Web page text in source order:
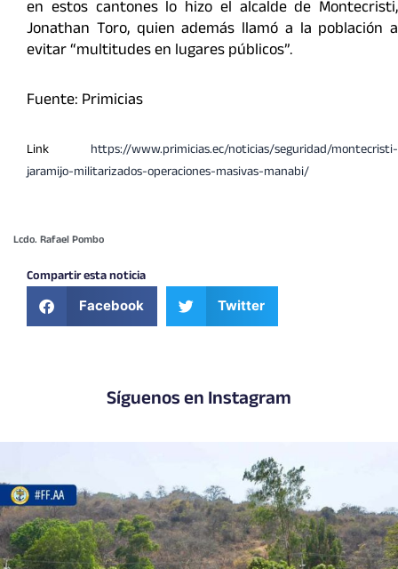
en estos cantones lo hizo el alcalde de Montecristi,
Jonathan Toro, quien además llamó a la población a
evitar “multitudes en lugares públicos”.
Fuente: Primicias
Link https://www.primicias.ec/noticias/seguridad/montecristi-
jaramijo-militarizados-operaciones-masivas-manabi/
Lcdo. Rafael Pombo
Compartir esta noticia
Facebook Twitter
Síguenos en Instagram